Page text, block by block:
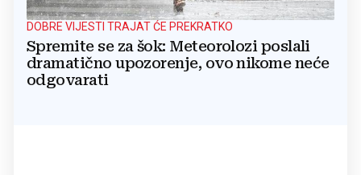
DOBRE VIJESTI TRAJAT ĆE PREKRATKO
Spremite se za šok: Meteorolozi poslali
dramatično upozorenje, ovo nikome neće
odgovarati